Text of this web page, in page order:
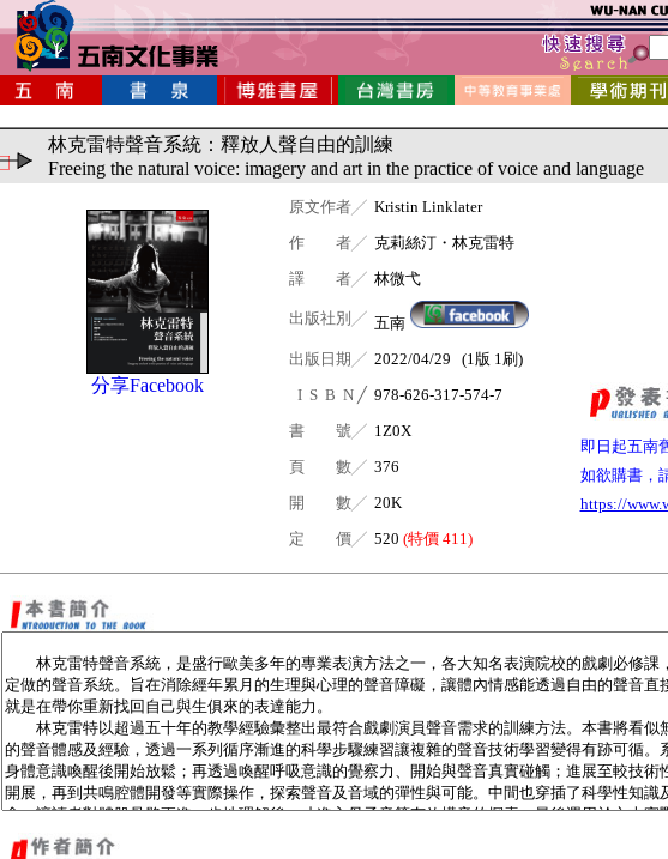
林克雷特聲音系統：釋放人聲自由的訓練
Freeing the natural voice: imagery and art in the practice of voice and language
分享Facebook
原文作者╱ Kristin Linklater
作 者╱ 克莉絲汀・林克雷特
譯 者╱ 林微弋
出版社別╱ 五南
出版日期╱ 2022/04/29 (1版 1刷)
即日起五南
如欲購書，
https://
I S B N ╱ 978-626-317-574-7
書 號╱ 1Z0X
頁 數╱ 376
開 數╱ 20K
定 價╱ 520 (特價 411)